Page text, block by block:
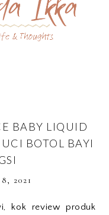
BABY LIQUID
BOTOL BAYI
2021
kok review produk